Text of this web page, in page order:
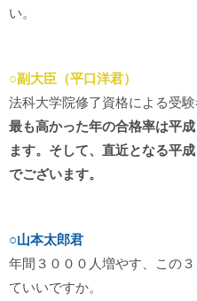
い。
○副大臣（平口洋君）
法科大学院修了資格による受験
最も高かった年の合格率は平
ます。そして、直近となる平
でございます。
○山本太郎君
年間３０００人増やす、この
ていいですか。